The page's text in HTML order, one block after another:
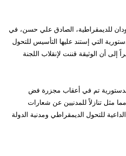
للديمقراطية، الصادق علي حسن، في
التي إستند عليها التأسيس للتحول
إلى أن الوثيقة قننت لإنقلاب اللجنة
الدستورية تم في أعقاب مجزرة فض
مثل تنازلاً للمدنيين عن شعارات
للتحول الديمقراطي ومدنية الدولة